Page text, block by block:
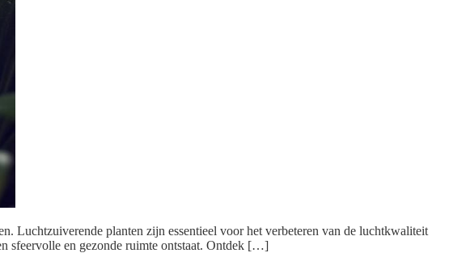
Luchtzuiverende planten zijn essentieel voor het verbeteren van de luchtkwaliteit
sfeervolle en gezonde ruimte ontstaat. Ontdek […]